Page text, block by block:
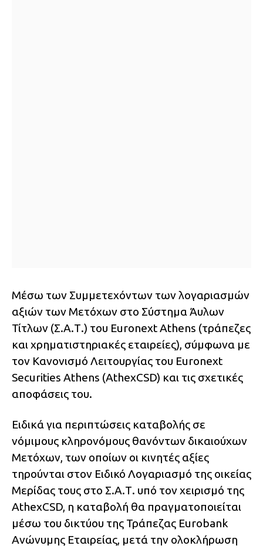
Μέσω των Συμμετεχόντων των λογαριασμών
αξιών των Μετόχων στο Σύστημα Άυλων
Τίτλων (Σ.Α.Τ.) του Euronext Athens (τράπεζες
και χρηματιστηριακές εταιρείες), σύμφωνα με
τον Κανονισμό Λειτουργίας του Euronext
Securities Athens (AthexCSD) και τις σχετικές
αποφάσεις του.
Ειδικά για περιπτώσεις καταβολής σε
νόμιμους κληρονόμους θανόντων δικαιούχων
Μετόχων, των οποίων οι κινητές αξίες
τηρούνται στον Ειδικό Λογαριασμό της οικείας
Μερίδας τους στο Σ.Α.Τ. υπό τον χειρισμό της
AthexCSD, η καταβολή θα πραγματοποιείται
μέσω του δικτύου της Τράπεζας Eurobank
Ανώνυμης Εταιρείας, μετά την ολοκλήρωση